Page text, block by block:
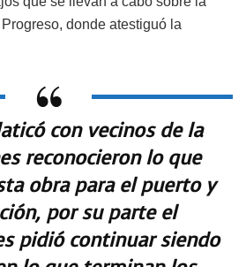
donde atestiguó la
con vecinos de la
reconocieron lo que
obra para el puerto y
por su parte el
pidió continuar siendo